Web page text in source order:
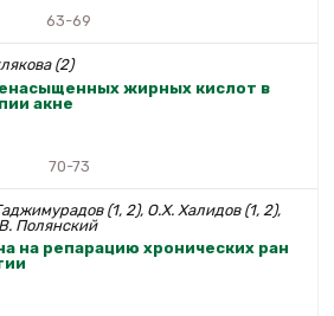
63-69
(2)
жирных кислот в
акне
70-73
(1, 2), О.Х. Халидов (1, 2),
Полянский
на репарацию хронических ран